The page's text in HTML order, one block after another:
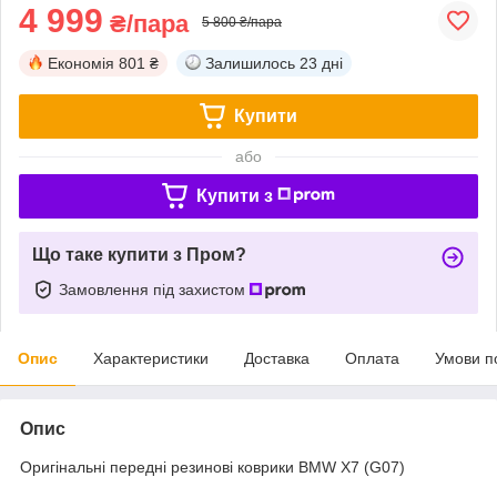
4 999 ₴/пара 5 800 ₴/пара
Економія 801 ₴ Залишилось 23 дні
Купити
або
Купити з
Що таке купити з Пром?
Замовлення під захистом
Опис Характеристики Доставка Оплата Умови
Опис
Оригінальні передні резинові коврики BMW X7 (G07)